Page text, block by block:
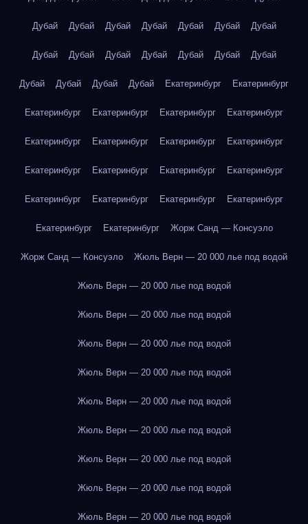
Дубай Дубай Дубай Дубай Дубай Дубай Дубай
Дубай Дубай Дубай Дубай Дубай Дубай Дубай
Дубай Дубай Дубай Дубай Екатеринбург Екатеринбург
Екатеринбург Екатеринбург Екатеринбург Екатеринбург
Екатеринбург Екатеринбург Екатеринбург Екатеринбург
Екатеринбург Екатеринбург Екатеринбург Екатеринбург
Екатеринбург Екатеринбург Екатеринбург Екатеринбург
Екатеринбург Екатеринбург Жорж Санд — Консуэло
Жорж Санд — Консуэло Жюль Верн — 20 000 лье под водой
Жюль Верн — 20 000 лье под водой
Жюль Верн — 20 000 лье под водой
Жюль Верн — 20 000 лье под водой
Жюль Верн — 20 000 лье под водой
Жюль Верн — 20 000 лье под водой
Жюль Верн — 20 000 лье под водой
Жюль Верн — 20 000 лье под водой
Жюль Верн — 20 000 лье под водой
Жюль Верн — 20 000 лье под водой